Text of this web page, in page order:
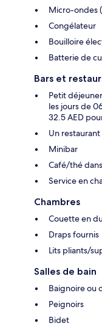
Micro-ondes
Congélateur
Bouilloire
Batterie de
Bars et
Petit
les jours de
32.5 AED
Un
Minibar
Café/thé
Service en
Chambres
Couette en
Draps fournis
Lits pliants/
Salles de bain
Baignoire ou
Peignoirs
Bidet